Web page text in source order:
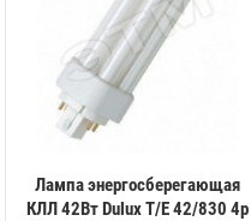
Лампа энергосберегающая
КЛЛ 42Вт Dulux T/Е 42/830 4p